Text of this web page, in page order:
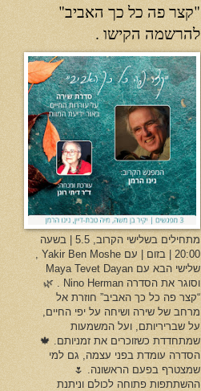
"קצר פה כל כך האביב"
להרשמה הקישו .
מתחילים בשלישי הקרוב, 5.5 | בשעה
20:00 | בזום | עם Yakir Ben Moshe ,
שלישי הבא עם Maya Tevet Dayan
וסוגר את הסדרה Nino Herman . 🌿
“קצר פה כל כך האביב” חוזרת אל
מרחב של שירה ושיחה על יפי החיים,
על שבריריותם, ועל המשמעות
שמתחדדת כשזוכרים את זמניותם. 🍁
הסדרה עומדת בפני עצמה, גם למי
שמצטרף בפעם הראשונה. 🌷
ההשתתפות פתוחה לכולם וניתנת